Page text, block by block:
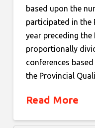
based upon the
participated in the
year preceding the
proportionally
conferences
the Provincial
Read More